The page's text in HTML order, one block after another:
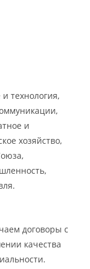
технология,
и
хозяйство,
договоры с
качества